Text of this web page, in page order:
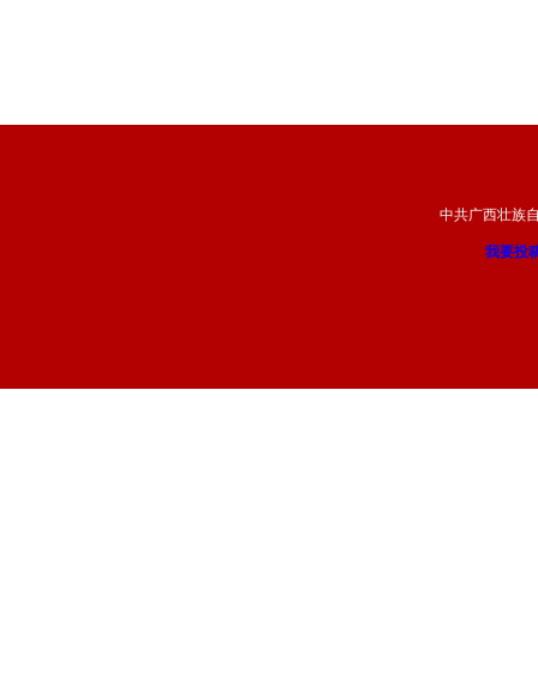
中共广西壮族
我要投